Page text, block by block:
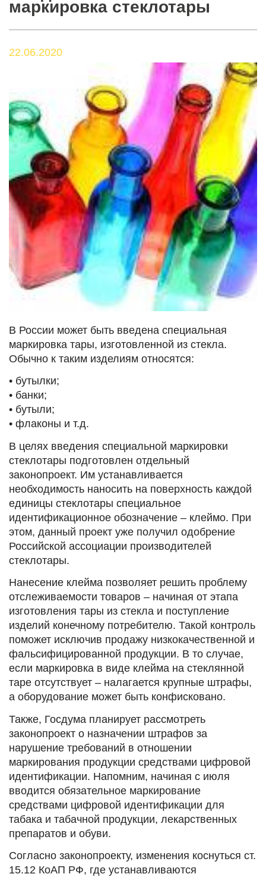
маркировка стеклотары
22.06.2020
В России может быть введена специальная
маркировка тары, изготовленной из стекла.
Обычно к таким изделиям относятся:
• бутылки;
• банки;
• бутыли;
• флаконы и т.д.
В целях введения специальной маркировки
стеклотары подготовлен отдельный
законопроект. Им устанавливается
необходимость наносить на поверхность каждой
единицы стеклотары специальное
идентификационное обозначение – клеймо. При
этом, данный проект уже получил одобрение
Российской ассоциации производителей
стеклотары.
Нанесение клейма позволяет решить проблему
отслеживаемости товаров – начиная от этапа
изготовления тары из стекла и поступление
изделий конечному потребителю. Такой контроль
поможет исключив продажу низкокачественной и
фальсифицированной продукции. В то случае,
если маркировка в виде клейма на стеклянной
таре отсутствует – налагается крупные штрафы,
а оборудование может быть конфисковано.
Также, Госдума планирует рассмотреть
законопроект о назначении штрафов за
нарушение требований в отношении
маркирования продукции средствами цифровой
идентификации. Напомним, начиная с июля
вводится обязательное маркирование
средствами цифровой идентификации для
табака и табачной продукции, лекарственных
препаратов и обуви.
Согласно законопроекту, изменения коснуться ст.
15.12 КоАП РФ, где устанавливаются